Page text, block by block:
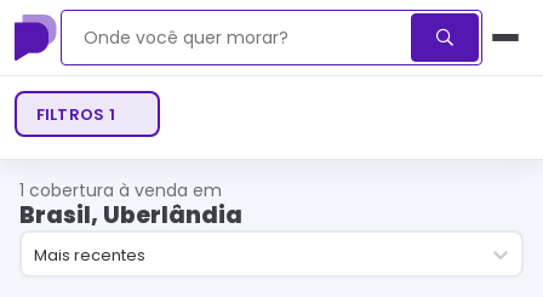
FILTROS 1
1 cobertura à venda em
Brasil, Uberlândia
Mais recentes